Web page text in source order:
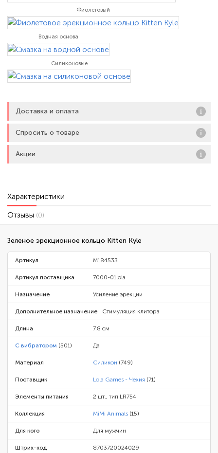
хорошо тянется и
Фиолетовый
Водная основа
Силиконовые
Доставка и оплата
Спросить о товаре
Акции
Характеристики
Отзывы (0)
Зеленое эрекционное кольцо Kitten Kyle
Артикул M184533
Артикул поставщика 7000-01lola
Назначение Усиление эрекции
Дополнительное назначение Стимуляция клитора
Длина 7.8 см
С вибратором (501) Да
Материал Силикон (749)
Поставщик Lola Games - Чехия (71)
Элементы питания 2 шт., тип LR754
Коллекция MiMi Animals (15)
Для кого Для мужчин
Штрих-код 8703720024029